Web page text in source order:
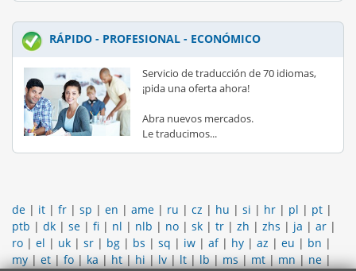
RÁPIDO - PROFESIONAL - ECONÓMICO
Servicio de traducción de 70 idiomas,
¡pida una oferta ahora!
Abra nuevos mercados.
Le traducimos...
de | it | fr | sp | en | ame | ru | cz | hu | si | hr | pl | pt |
ptb | dk | se | fi | nl | nlb | no | sk | tr | zh | zhs | ja | ar |
ro | el | uk | sr | bg | bs | sq | iw | af| hy | az | eu | bn |
my|et|fo|ka|ht|hi|lv|lt|lb|ms|mt|mn|ne|